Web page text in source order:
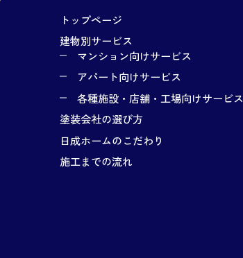
トップページ
建物別サービス
マンション向けサービス
アパート向けサービス
各種施設・店舗・工場向けサービス
塗装会社の選び方
日成ホームのこだわり
施工までの流れ